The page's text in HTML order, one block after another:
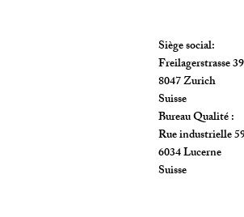
Siège social:
Freilagerstrasse 39
8047 Zurich
Suisse
Bureau Qualité :
Rue industrielle
6034 Lucerne
Suisse